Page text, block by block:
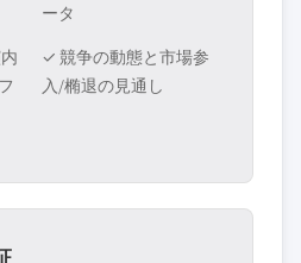
ータ
✓ 競争の動態と市場参
入/椭退の見通し